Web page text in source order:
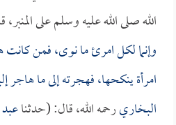
الله صلى الله عليه وسلم على
وإنما لكل امرئ ما نوى، فمن كانت
امرأة ينكحها، فهجرته إلى ما هاجر
البخاريرحمه الله، قال: (حدثنا